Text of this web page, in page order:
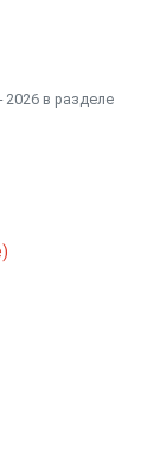
2026 в разделе